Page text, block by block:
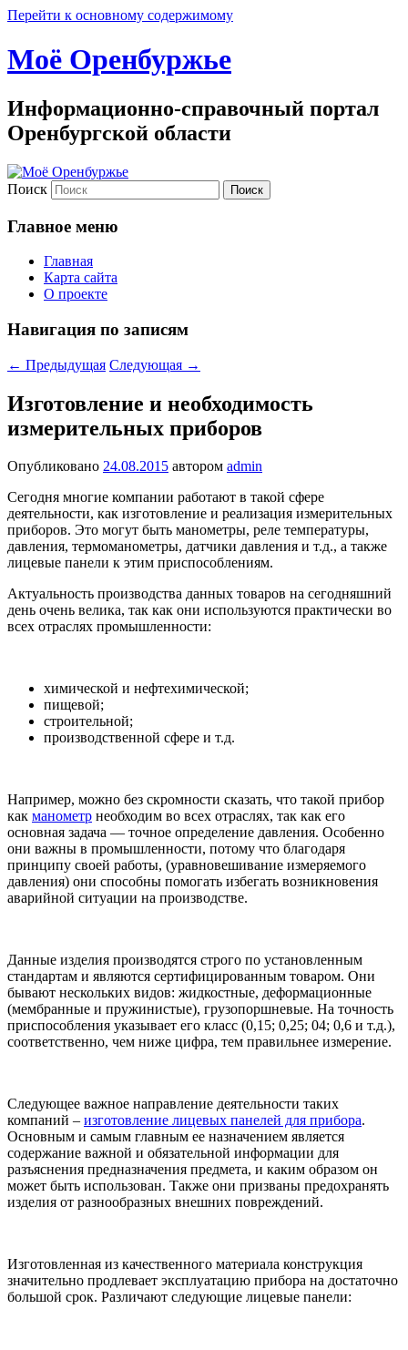
Перейти к основному содержимому
Моё Оренбуржье
Информационно-справочный портал
Оренбургской области
Поиск
Главное меню
Главная
Карта сайта
О проекте
Навигация по записям
← Предыдущая Следующая →
Изготовление и необходимость
измерительных приборов
Опубликовано 24.08.2015 автором admin
Сегодня многие компании работают в такой сфере
деятельности, как изготовление и реализация измерительных
приборов. Это могут быть манометры, реле температуры,
давления, термоманометры, датчики давления и т.д., а также
лицевые панели к этим приспособлениям.
Актуальность производства данных товаров на сегодняшний
день очень велика, так как они используются практически во
всех отраслях промышленности:
химической и нефтехимической;
пищевой;
строительной;
производственной сфере и т.д.
Например, можно без скромности сказать, что такой прибор
как манометр необходим во всех отраслях, так как его
основная задача — точное определение давления. Особенно
они важны в промышленности, потому что благодаря
принципу своей работы, (уравновешивание измеряемого
давления) они способны помогать избегать возникновения
аварийной ситуации на производстве.
Данные изделия производятся строго по установленным
стандартам и являются сертифицированным товаром. Они
бывают нескольких видов: жидкостные, деформационные
(мембранные и пружинистые), грузопоршневые. На точность
приспособления указывает его класс (0,15; 0,25; 04; 0,6 и т.д.),
соответственно, чем ниже цифра, тем правильнее измерение.
Следующее важное направление деятельности таких
компаний – изготовление лицевых панелей для прибора.
Основным и самым главным ее назначением является
содержание важной и обязательной информации для
разъяснения предназначения предмета, и каким образом он
может быть использован. Также они призваны предохранять
изделия от разнообразных внешних повреждений.
Изготовленная из качественного материала конструкция
значительно продлевает эксплуатацию прибора на достаточно
большой срок. Различают следующие лицевые панели: